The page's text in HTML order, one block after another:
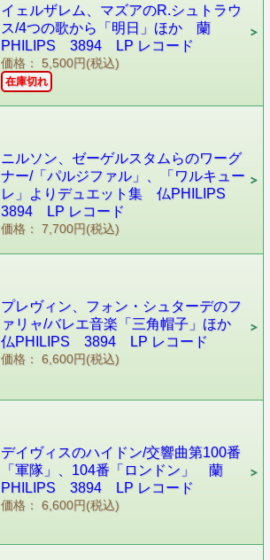
イェルザレム、マズアのR.シュトラウ
ス/4つの歌から「明日」ほか 蘭
PHILIPS 3894 LP レコード
価格： 5,500円(税込)
在庫切れ
ニルソン、ゼーゲルスタムらのワーグ
ナー/「パルジファル」、「ワルキュー
レ」よりデュエット集 仏PHILIPS
3894 LP レコード
価格： 7,700円(税込)
プレヴィン、フォン・シュターデのフ
ァリャ/バレエ音楽「三角帽子」ほか
仏PHILIPS 3894 LP レコード
価格： 6,600円(税込)
デイヴィスのハイドン/交響曲第100番
「軍隊」、104番「ロンドン」 蘭
PHILIPS 3894 LP レコード
価格： 6,600円(税込)